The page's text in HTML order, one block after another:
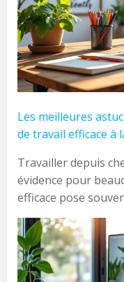
Les meilleures
de travail efficace à
Travailler depuis
évidence pour
efficace pose